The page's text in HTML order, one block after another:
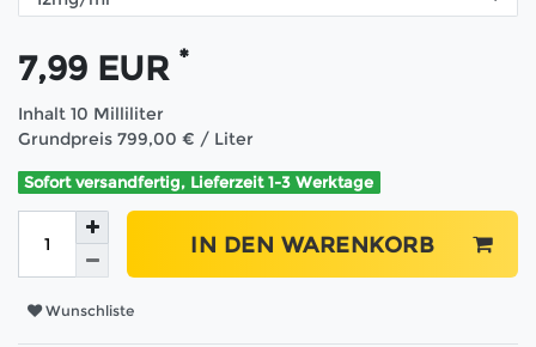
7,99 EUR *
Inhalt 10 Milliliter
Grundpreis 799,00 € / Liter
Sofort versandfertig, Lieferzeit 1-3 Werktage
IN DEN WARENKORB
Wunschliste